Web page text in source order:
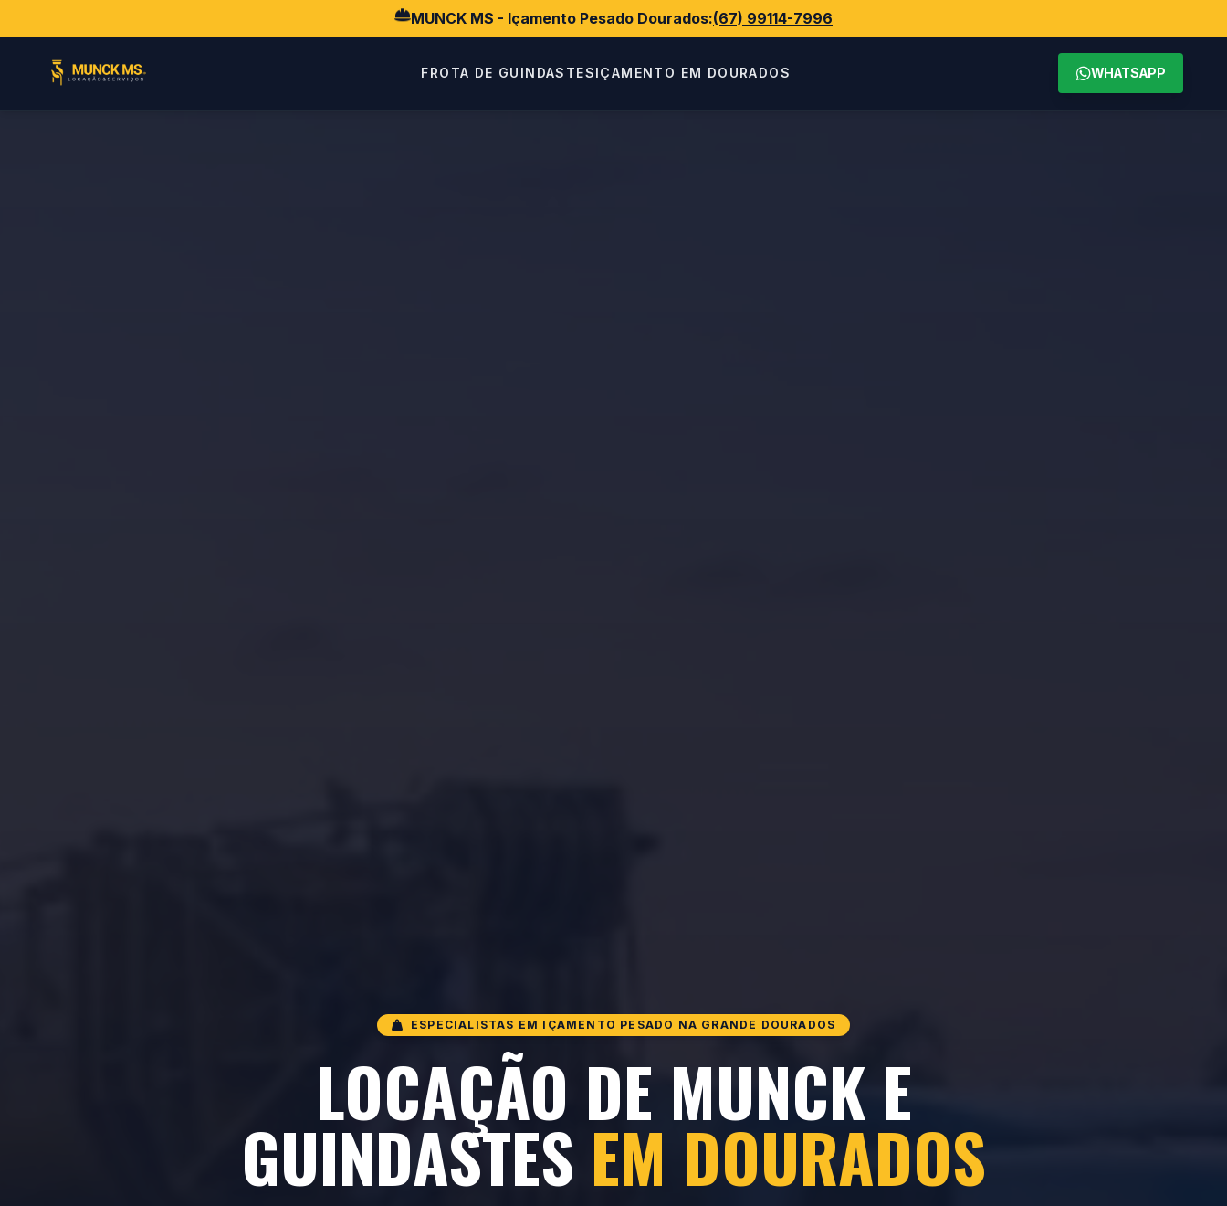
MUNCK MS - Içamento Pesado Dourados:(67) 99114-7996
FROTA DE GUINDASTESIÇAMENTO EM DOURADOS WHATSAPP
ESPECIALISTAS EM IÇAMENTO PESADO NA GRANDE DOURADOS
LOCAÇÃO DE MUNCK E
GUINDASTES EM DOURADOS